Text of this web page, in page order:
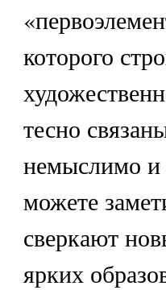
которого
тесно
немыслимо и
можете
сверкают
ярких